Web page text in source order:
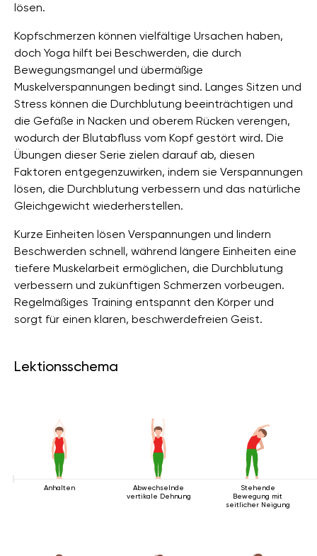
lösen.
Kopfschmerzen können vielfältige Ursachen haben,
doch Yoga hilft bei Beschwerden, die durch
Bewegungsmangel und übermäßige
Muskelverspannungen bedingt sind. Langes Sitzen und
Stress können die Durchblutung beeinträchtigen und
die Gefäße in Nacken und oberem Rücken verengen,
wodurch der Blutabfluss vom Kopf gestört wird. Die
Übungen dieser Serie zielen darauf ab, diesen
Faktoren entgegenzuwirken, indem sie Verspannungen
lösen, die Durchblutung verbessern und das natürliche
Gleichgewicht wiederherstellen.
Kurze Einheiten lösen Verspannungen und lindern
Beschwerden schnell, während längere Einheiten eine
tiefere Muskelarbeit ermöglichen, die Durchblutung
verbessern und zukünftigen Schmerzen vorbeugen.
Regelmäßiges Training entspannt den Körper und
sorgt für einen klaren, beschwerdefreien Geist.
Lektionsschema
Anhalten
Abwechselnde
vertikale Dehnung
Stehende
Bewegung mit
seitlicher Neigung